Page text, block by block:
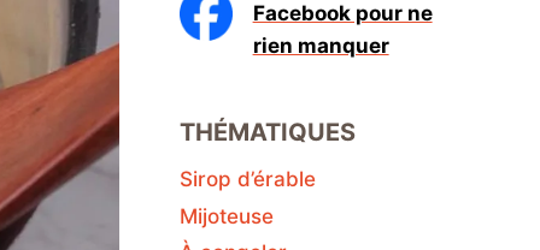
Facebook pour ne
rien manquer
THÉMATIQUES
Sirop d’érable
Mijoteuse